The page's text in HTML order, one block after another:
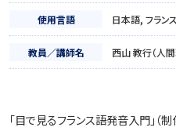
使用言語 日本語, フラン
教員／講師名 西山 教行（人
「目で見るフランス語発音入門」